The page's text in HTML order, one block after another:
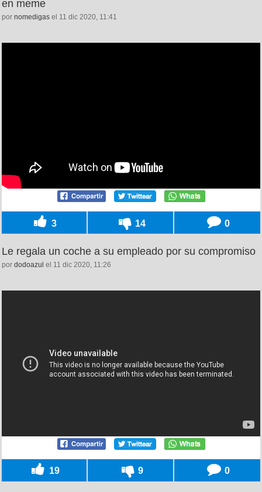
en meme
por nomedigas el 11 dic 2020, 11:41
3 14 0
Le regala un coche a su empleado por su compromiso
por dodoazul el 11 dic 2020, 11:26
19 9 0